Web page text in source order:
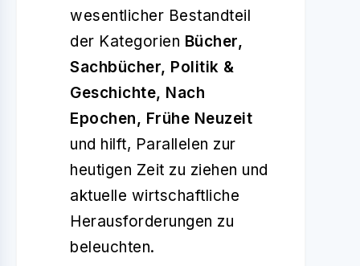
wesentlicher Bestandteil
der Kategorien Bücher,
Sachbücher, Politik &
Geschichte, Nach
Epochen, Frühe Neuzeit
und hilft, Parallelen zur
heutigen Zeit zu ziehen und
aktuelle wirtschaftliche
Herausforderungen zu
beleuchten.